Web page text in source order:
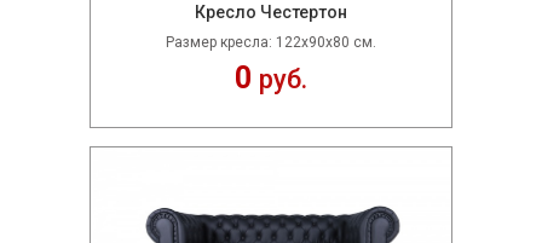
Кресло Честертон
Размер кресла: 122х90х80 см.
0 руб.